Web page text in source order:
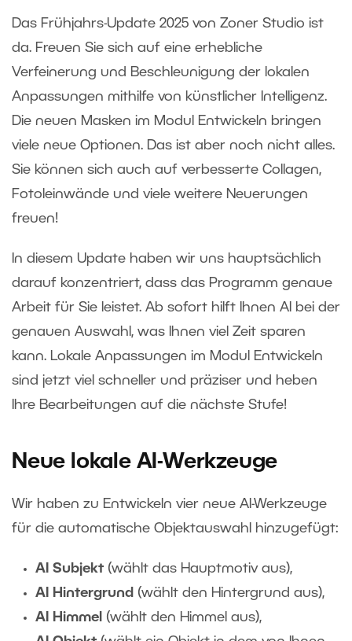
Das Frühjahrs-Update 2025 von Zoner Studio ist
da. Freuen Sie sich auf eine erhebliche
Verfeinerung und Beschleunigung der lokalen
Anpassungen mithilfe von künstlicher Intelligenz.
Die neuen Masken im Modul Entwickeln bringen
viele neue Optionen. Das ist aber noch nicht alles.
Sie können sich auch auf verbesserte Collagen,
Fotoleinwände und viele weitere Neuerungen
freuen!
In diesem Update haben wir uns hauptsächlich
darauf konzentriert, dass das Programm genaue
Arbeit für Sie leistet. Ab sofort hilft Ihnen AI bei der
genauen Auswahl, was Ihnen viel Zeit sparen
kann. Lokale Anpassungen im Modul Entwickeln
sind jetzt viel schneller und präziser und heben
Ihre Bearbeitungen auf die nächste Stufe!
Neue lokale AI-Werkzeuge
Wir haben zu Entwickeln vier neue AI-Werkzeuge
für die automatische Objektauswahl hinzugefügt:
AI Subjekt (wählt das Hauptmotiv aus),
AI Hintergrund (wählt den Hintergrund aus),
AI Himmel (wählt den Himmel aus),